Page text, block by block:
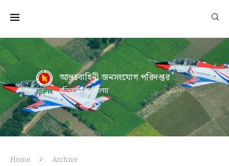
আন্তঃবাহিনী জনসংযোগ পরিদপ্তর
প্রতিরক্ষা মন্ত্রণালয়
Home Archive